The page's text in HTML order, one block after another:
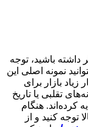
داشته باشید، توجه
نمونه اصلی این
زیاد بازار برای
تقلبی یا تاریخ
هنگام
توجه کنید و از